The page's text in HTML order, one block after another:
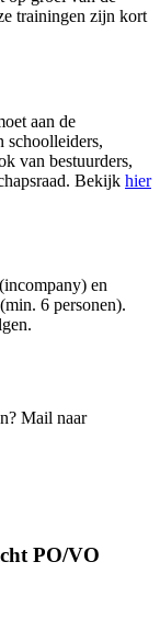
trainingen zijn kort
aan de
schoolleiders,
van bestuurders,
Bekijk hier
en
6 personen).
Mail naar
PO/VO